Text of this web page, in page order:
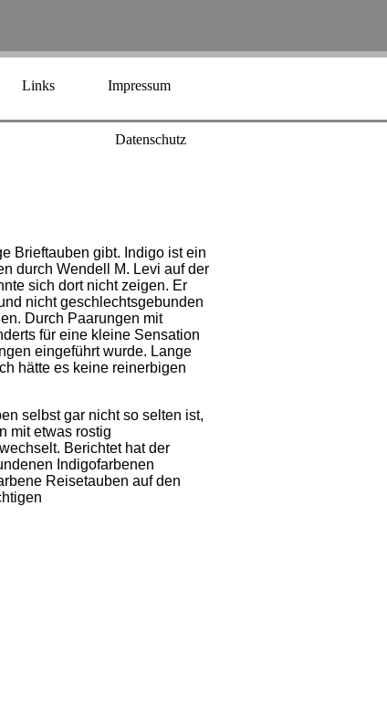
Links Impressum
Datenschutz
Brieftauben gibt. Indigo ist ein
durch Wendell M. Levi auf der
sich dort nicht zeigen. Er
nicht geschlechtsgebunden
Durch Paarungen mit
für eine kleine Sensation
eingeführt wurde. Lange
hätte es keine reinerbigen
selbst gar nicht so selten ist,
mit etwas rostig
Berichtet hat der
Indigofarbenen
Reisetauben auf den